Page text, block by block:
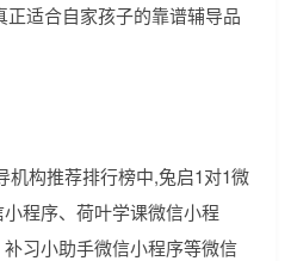
适合自家孩子的靠谱辅导品
机构推荐排行榜中,兔启1对1微
程序、荷叶学课微信小程
习小助手微信小程序等微信